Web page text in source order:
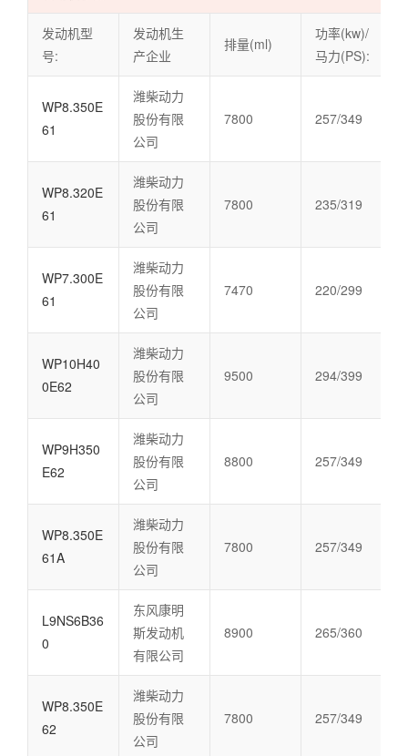
发动机型
号:
发动机生
产企业
排量(ml)
功率(kw)/
马力(PS):
WP8.350E
61
潍柴动力
股份有限
公司
7800 257/349
WP8.320E
61
潍柴动力
股份有限
公司
7800 235/319
WP7.300E
61
潍柴动力
股份有限
公司
7470 220/299
WP10H40
0E62
潍柴动力
股份有限
公司
9500 294/399
WP9H350
E62
潍柴动力
股份有限
公司
8800 257/349
WP8.350E
61A
潍柴动力
股份有限
公司
7800 257/349
L9NS6B36
0
东风康明
斯发动机
有限公司
8900 265/360
WP8.350E
62
潍柴动力
股份有限
公司
7800 257/349